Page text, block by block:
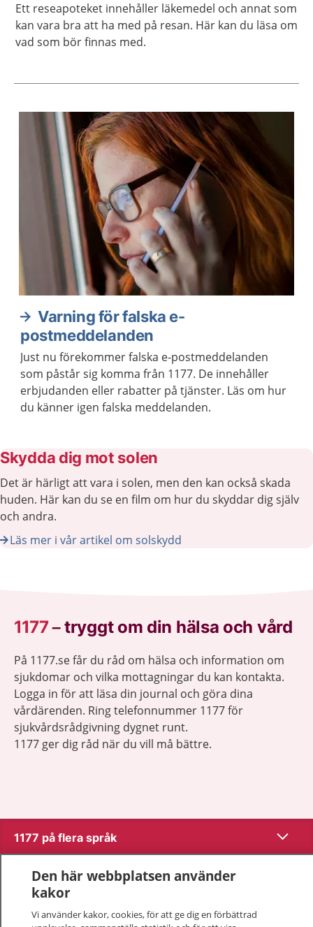
Ett reseapoteket innehåller läkemedel och annat som
kan vara bra att ha med på resan. Här kan du läsa om
vad som bör finnas med.
Aktuella artiklar
Varning för falska e-
postmeddelanden
Just nu förekommer falska e-postmeddelanden
som påstår sig komma från 1177. De innehåller
erbjudanden eller rabatter på tjänster. Läs om hur
du känner igen falska meddelanden.
Skydda dig mot solen
Det är härligt att vara i solen, men den kan också skada
huden. Här kan du se en film om hur du skyddar dig själv
och andra.
Läs mer i vår artikel om solskydd
1177–tryggt om din hälsa och vård
På 1177.se får du råd om hälsa och information om
sjukdomar och vilka mottagningar du kan kontakta.
Logga in för att läsa din journal och göra dina
vårdärenden. Ring telefonnummer 1177 för
sjukvårdsrådgivning dygnet runt.
1177 ger dig råd när du vill må bättre.
1177 på flera språk Visa
Om 1177
Kontakt
Den här webbplatsen använder
kakor
Vi använder kakor, cookies, för att ge dig en förbättrad